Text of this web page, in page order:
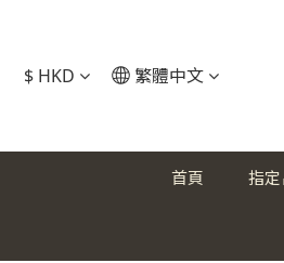
$ HKD 繁體中文
首頁 指